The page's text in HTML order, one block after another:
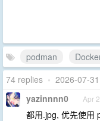
podman
74 replies • 2026-07-
yazinnnn0 Apr
都用.jpg, 优先使用